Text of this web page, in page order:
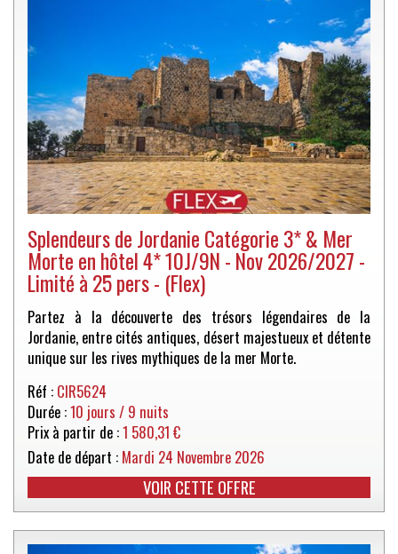
Splendeurs de Jordanie Catégorie 3* & Mer
Morte en hôtel 4* 10J/9N - Nov 2026/2027 -
Limité à 25 pers - (Flex)
Partez à la découverte des trésors légendaires de la
Jordanie, entre cités antiques, désert majestueux et détente
unique sur les rives mythiques de la mer Morte.
Réf : CIR5624
Durée :10 jours / 9 nuits
Prix à partir de :1 580,31 €
Date de départ : Mardi 24 Novembre 2026
VOIR CETTE OFFRE